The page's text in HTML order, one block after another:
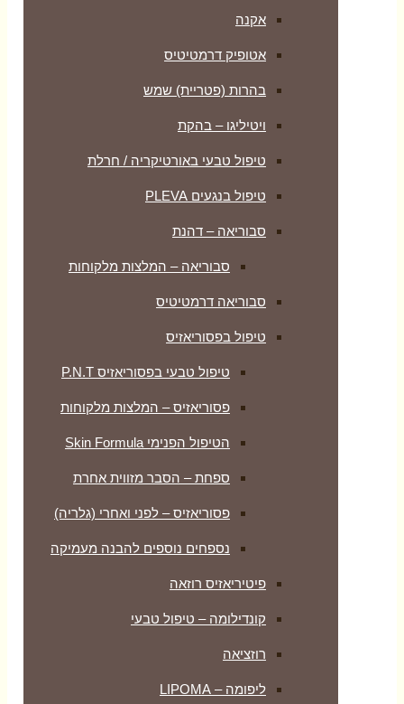
אקנה
אטופיק דרמטיטיס
בהרות (פטריית) שמש
ויטיליגו – בהקת
טיפול טבעי באורטיקריה / חרלת
טיפול בנגעים PLEVA
סבוריאה – דהנת
סבוריאה – המלצות מלקוחות
סבוריאה דרמטיטיס
טיפול בפסוריאזיס
טיפול טבעי בפסוריאזיס P.N.T
פסוריאזיס – המלצות מלקוחות
הטיפול הפנימי Skin Formula
ספחת – הסבר מזווית אחרת
פסוריאזיס – לפני ואחרי (גלריה)
נספחים נוספים להבנה מעמיקה
פיטיריאזיס רוזאה
קונדילומה – טיפול טבעי
רוזציאה
ליפומה – LIPOMA